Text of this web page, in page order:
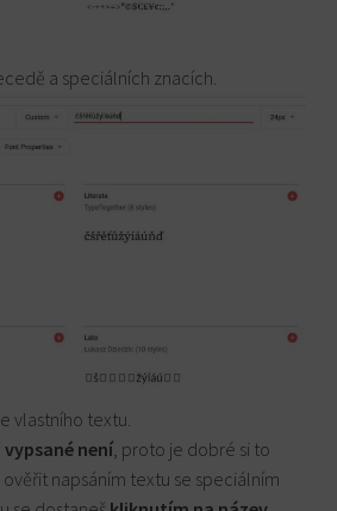
a speciálních znacích.
vlastního textu.
vypsané není, proto je dobré si to
ověřit napsáním textu se speciálním